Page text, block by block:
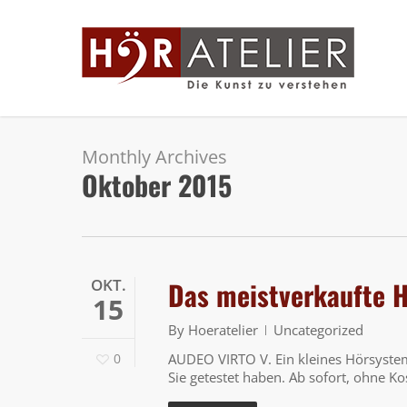
Monthly Archives
Oktober 2015
OKT.
15
0
Das meistverkaufte
By Hoeratelier
Uncategorized
AUDEO VIRTO V. Ein kleines
Sie getestet haben. Ab sofort, ohne